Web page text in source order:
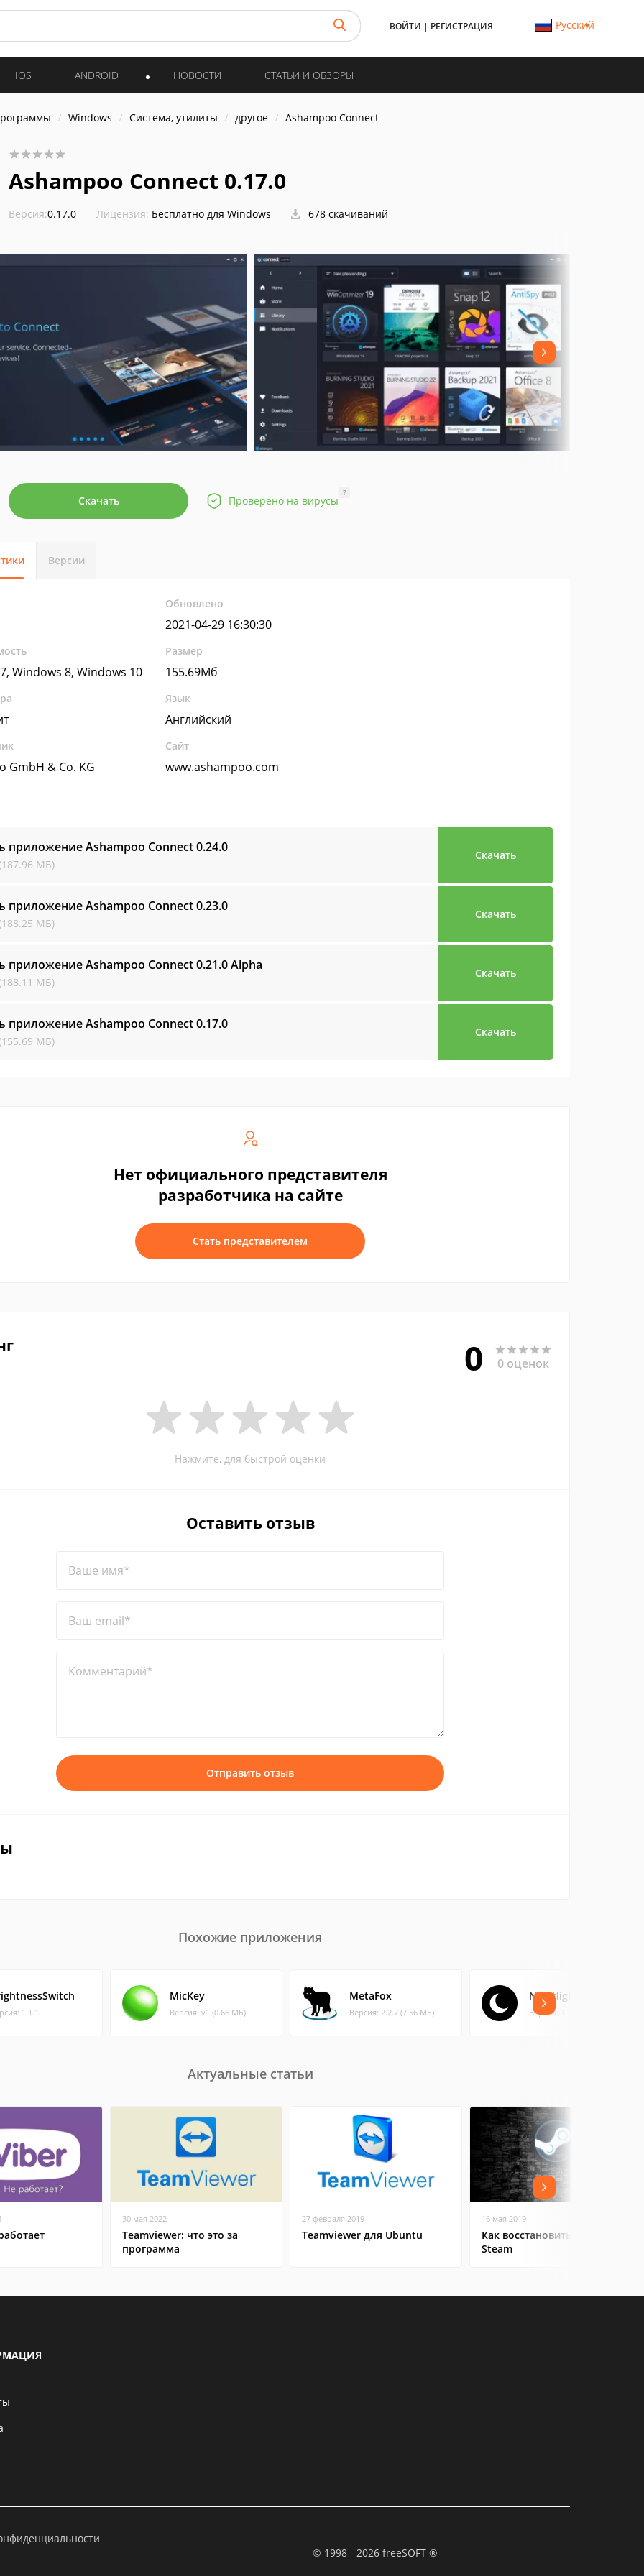
ВОЙТИ | РЕГИСТРАЦИЯ Русский
IOS ANDROID НОВОСТИ СТАТЬИ И ОБЗОРЫ
Windows Система, утилиты другое Ashampoo Connect
Ashampoo Connect 0.17.0
Версия:0.17.0 Лицензия: Бесплатно для Windows 678 скачиваний
Скачать Проверено на вирусы
?
Версии
Обновлено
2021-04-29 16:30:30
Windows 8, Windows 10
Размер
155.69Мб
Язык
Английский
GmbH & Co. KG
Сайт
www.ashampoo.com
приложение Ashampoo Connect0.24.0
МБ)
Скачать
приложение Ashampoo Connect0.23.0
МБ)
Скачать
приложение Ashampoo Connect0.21.0 Alpha
МБ)
Скачать
приложение Ashampoo Connect0.17.0
МБ)
Скачать
Нет официального представителя
разработчика на сайте
Стать представителем
0 0 оценок
Нажмите, для быстрой оценки
Оставить отзыв
Ваше имя*
Ваш email*
Комментарий*
Отправить отзыв
Похожие приложения
1.1.1
MicKey
Версия: v1 (0.66 МБ)
MetaFox
Версия: 2.2.7 (7.56 МБ)
Nightlight
Версия: 1.1.0.0 (0.25 МБ)
Актуальные статьи
30 мая 2022
Teamviewer: что это за
программа
27 февраля 2019
Teamviewer для Ubuntu
16 мая 2019
Как восстановить аккаунт в
Steam
© 1998 - 2026 freeSOFT ®